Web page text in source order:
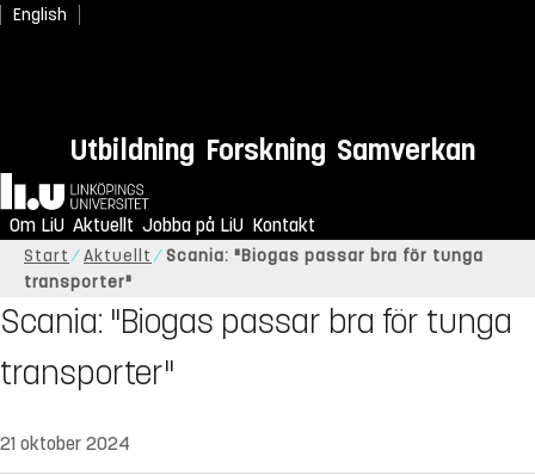
English
Utbildning Forskning Samverkan
Hem
Om LiU Aktuellt Jobba på LiU Kontakt
Start Aktuellt
Scania: "Biogas passar bra för tunga
transporter"
Scania: "Biogas passar bra för tunga
transporter"
21 oktober 2024